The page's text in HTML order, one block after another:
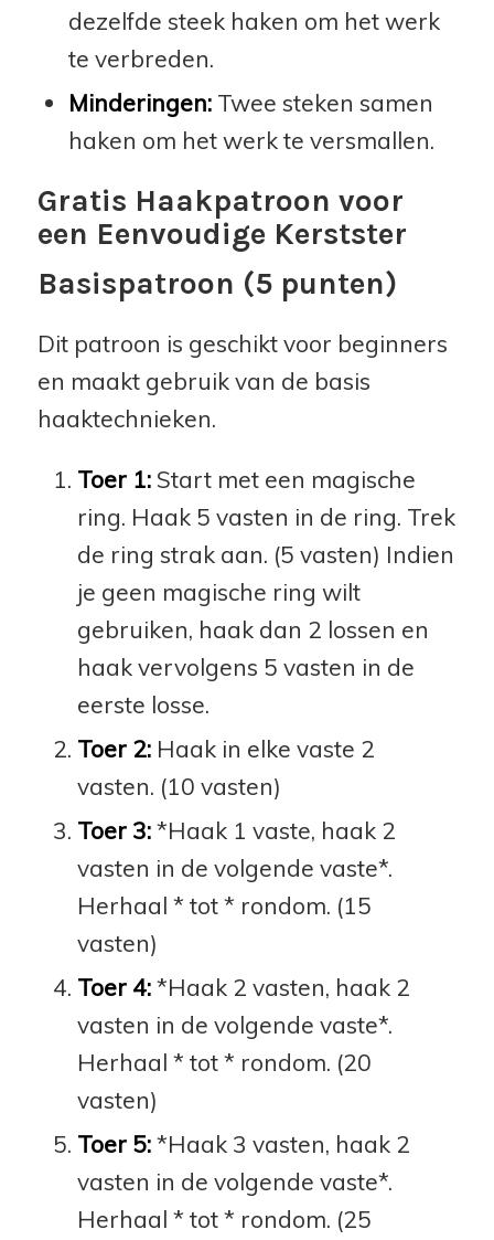
dezelfde steek haken om het werk
te verbreden.
Minderingen:Twee steken samen
haken om het werk te versmallen.
Gratis Haakpatroon voor
een Eenvoudige Kerstster
Basispatroon (5 punten)
Dit patroon is geschikt voor beginners
en maakt gebruik van de basis
haaktechnieken.
Toer 1:Start met een magische
ring. Haak 5 vasten in de ring. Trek
de ring strak aan. (5 vasten) Indien
je geen magische ring wilt
gebruiken, haak dan 2 lossen en
haak vervolgens 5 vasten in de
eerste losse.
Toer 2:Haak in elke vaste 2
vasten. (10 vasten)
Toer 3:*Haak 1 vaste, haak 2
vasten in de volgende vaste*.
Herhaal * tot * rondom. (15
vasten)
Toer 4:*Haak 2 vasten, haak 2
vasten in de volgende vaste*.
Herhaal * tot * rondom. (20
vasten)
Toer 5:*Haak 3 vasten, haak 2
vasten in de volgende vaste*.
Herhaal * tot * rondom. (25